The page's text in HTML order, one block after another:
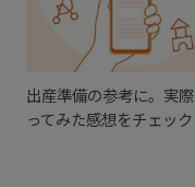
出産準備の参考に。実
ってみた感想をチェック